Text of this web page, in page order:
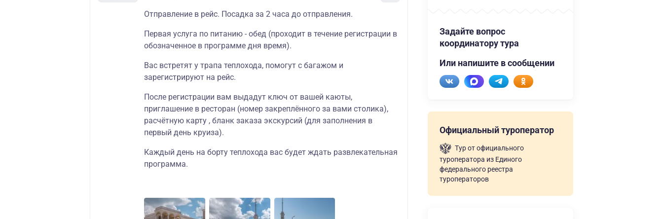
Отправление в рейс. Посадка за 2 часа до отправления.
Первая услуга по питанию - обед (проходит в течение регистрации в
обозначенное в программе дня время).
Вас встретят у трапа теплохода, помогут с багажом и
зарегистрируют на рейс.
После регистрации вам выдадут ключ от вашей каюты,
приглашение в ресторан (номер закреплённого за вами столика),
расчётную карту , бланк заказа экскурсий (для заполнения в
первый день круиза).
Каждый день на борту теплохода вас будет ждать развлекательная
программа.
Задайте вопрос
координатору тура
Или напишите в сообщении
Официальный туроператор
Тур от официального
туроператора из Единого
федерального реестра
туроператоров